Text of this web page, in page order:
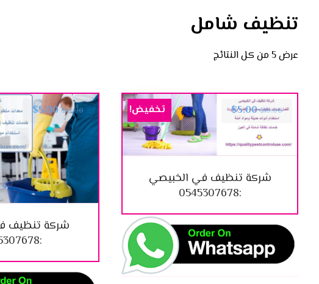
تنظيف شامل
عرض ⁦5⁩ من كل النتائج
شركة تنظيف في الخبيصي
:0545307678
$10.00
$5.00 تخفيض!
شركة تنظيف
:0545307678
$10.00
$5.00